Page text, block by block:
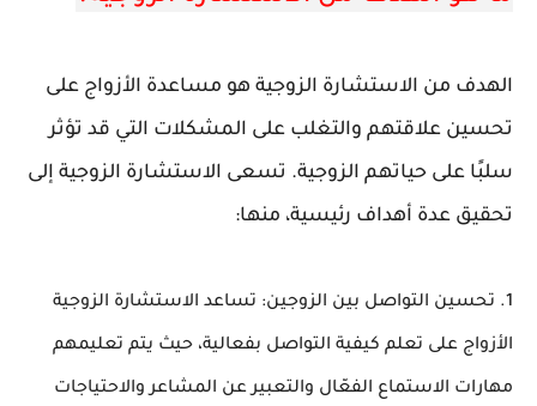
الهدف من الاستشارة الزوجية هو مساعدة الأزواج على
تحسين علاقتهم والتغلب على المشكلات التي قد تؤثر
سلبًا على حياتهم الزوجية. تسعى الاستشارة الزوجية إلى
تحقيق عدة أهداف رئيسية، منها:
1. تحسين التواصل بين الزوجين: تساعد الاستشارة الزوجية
الأزواج على تعلم كيفية التواصل بفعالية، حيث يتم تعليمهم
مهارات الاستماع الفعّال والتعبير عن المشاعر والاحتياجات